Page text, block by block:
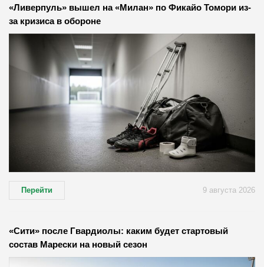
«Ливерпуль» вышел на «Милан» по Фикайо Томори из-
за кризиса в обороне
Перейти 9 августа 2026
«Сити» после Гвардиолы: каким будет стартовый
состав Марески на новый сезон